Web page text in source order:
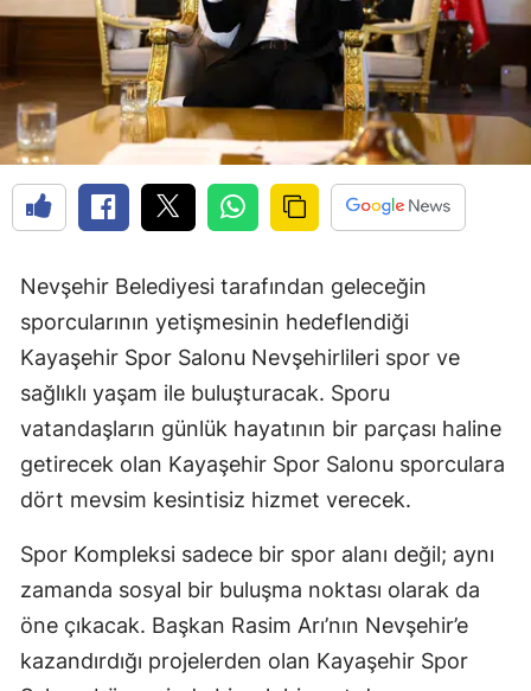
Nevşehir Belediyesi tarafından geleceğin
sporcularının yetişmesinin hedeflendiği
Kayaşehir Spor Salonu Nevşehirlileri spor ve
sağlıklı yaşam ile buluşturacak. Sporu
vatandaşların günlük hayatının bir parçası haline
getirecek olan Kayaşehir Spor Salonu sporculara
dört mevsim kesintisiz hizmet verecek.
Spor Kompleksi sadece bir spor alanı değil; aynı
zamanda sosyal bir buluşma noktası olarak da
öne çıkacak. Başkan Rasim Arı’nın Nevşehir’e
kazandırdığı projelerden olan Kayaşehir Spor